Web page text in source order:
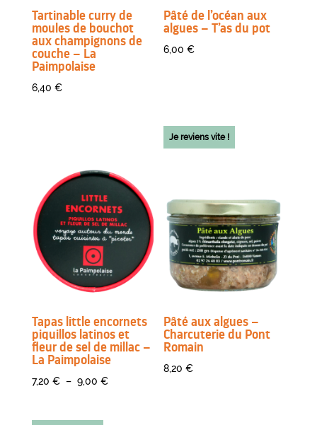
Tartinable curry de
moules de bouchot
aux champignons de
couche – La
Paimpolaise
6,40 €
Pâté de l’océan aux
algues – T’as du pot
6,00€
Tapas little encornets
piquillos latinos et
fleur de sel de millac –
La Paimpolaise
7,20 € – 9,00 €Plage
Je reviens vite !
Pâté aux algues –
Charcuterie du Pont
Romain
8,20€